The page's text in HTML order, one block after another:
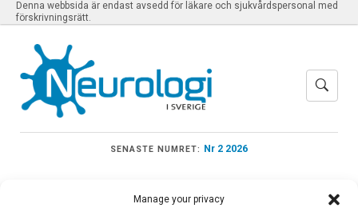
Manage your privacy
Denna webbsida är endast avsedd för läkare och sjukvårdspersonal med
förskrivningsrätt.
SENASTE NUMRET: Nr 2 2026